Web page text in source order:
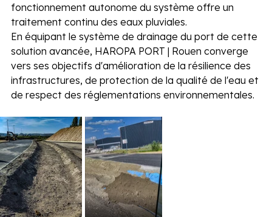
fonctionnement autonome du système offre un
traitement continu des eaux pluviales.
En équipant le système de drainage du port de cette
solution avancée, HAROPA PORT | Rouen converge
vers ses objectifs d'amélioration de la résilience des
infrastructures, de protection de la qualité de l'eau et
de respect des réglementations environnementales.